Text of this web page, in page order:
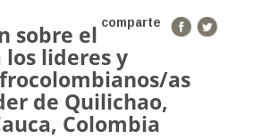
comparte
sobre el
lideres y
as
de Quilichao,
Colombia